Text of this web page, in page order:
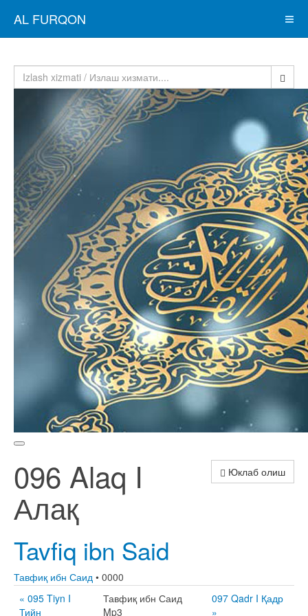
AL FURQON
Юклаб олиш
096 Alaq I
Алақ
Tavfiq ibn Said
Тавфиқ ибн Саид • 0000
« 095 Tiyn I
Тийн
Тавфиқ ибн Саид
Mp3
097 Qadr I Қадр
»